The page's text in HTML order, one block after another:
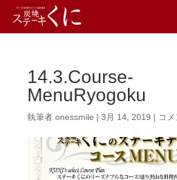
14.3.Course-
MenuRyogoku
執筆者 onessmile | 3月 14, 2019 | コ